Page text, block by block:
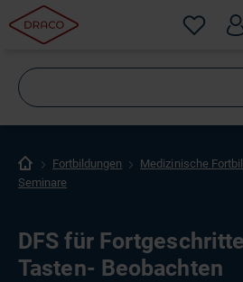
Fortbildungen
Medizinische
Seminare
DFS für
Tasten- Beobachten